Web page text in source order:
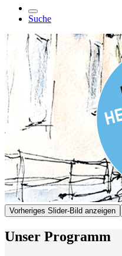
Suche
Vorheriges Slider-Bild anzeigen
Unser Programm